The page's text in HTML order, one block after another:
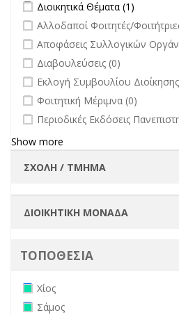
Apply Διοικητικά Θέματα filter
Διοικητικά Θέματα (1)
undefined
Αλλοδαποί Φοιτητές/
undefined
Αποφάσεις Συλλογικών
undefined
Διαβουλεύσεις (0)
undefined
Εκλογή Συμβουλίου
undefined
Φοιτητική Μέριμνα (0)
undefined
Περιοδικές Εκδόσεις
Show more
ΤΟΠΟΘΕΣΙΑ
Remove Χίος filter
Χίος
Remove Σάμος filter
Σάμος